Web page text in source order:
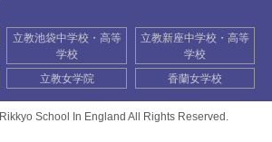
立教池袋中学校・高等
学校
立教新座中学校・高等
学校
立教女学院 香蘭女学校
Rikkyo School In England All Rights Reserved.